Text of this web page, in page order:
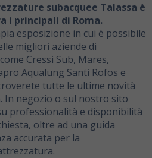
subacquee Talassa è
i principali di Roma.
esposizione in cui è possibile
migliori aziende di
Cressi Sub, Mares,
Aqualung Santi Rofos e
tutte le ultime novità
In negozio o sul nostro sito
professionalità e disponibilità
oltre ad una guida
accurata per la